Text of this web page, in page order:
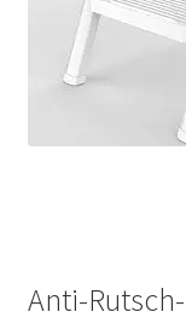
Anti-